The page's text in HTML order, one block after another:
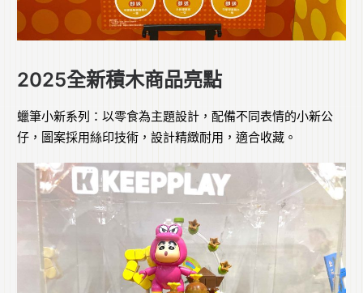
2025全新積木商品亮點
蠟筆小新系列：以零食為主題設計，配備不同表情的小新公
仔，圖案採用絲印技術，設計精緻耐用，適合收藏。